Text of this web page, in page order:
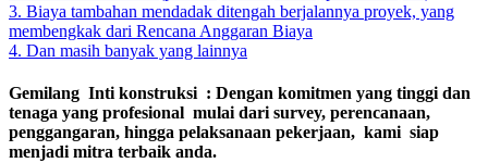
3. Biaya tambahan mendadak ditengah berjalannya proyek, yang
membengkak dari Rencana Anggaran Biaya
4. Dan masih banyak yang lainnya
Gemilang Inti konstruksi : Dengan komitmen yang tinggi dan
tenaga yang profesional mulai dari survey, perencanaan,
penggangaran, hingga pelaksanaan pekerjaan, kami siap
menjadi mitra terbaik anda.